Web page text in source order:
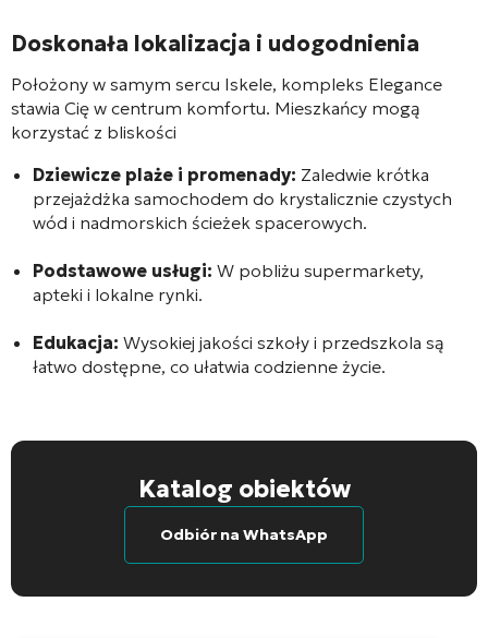
Doskonała lokalizacja i udogodnienia
Położony w samym sercu Iskele, kompleks Elegance
stawia Cię w centrum komfortu. Mieszkańcy mogą
korzystać z bliskości
Dziewicze plaże i promenady: Zaledwie krótka
przejażdżka samochodem do krystalicznie czystych
wód i nadmorskich ścieżek spacerowych.
Podstawowe usługi: W pobliżu supermarkety,
apteki i lokalne rynki.
Edukacja: Wysokiej jakości szkoły i przedszkola są
łatwo dostępne, co ułatwia codzienne życie.
Katalog obiektów
Odbiór na WhatsApp